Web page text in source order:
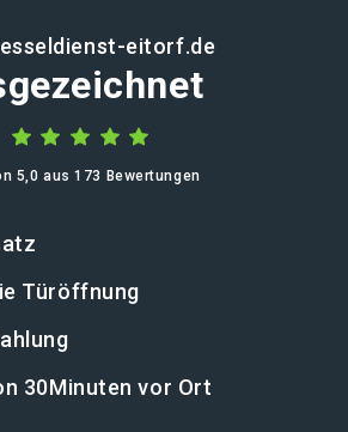
eitorf.de
5,0 aus 173 Bewertungen
Türöffnung
30Minuten vor Ort